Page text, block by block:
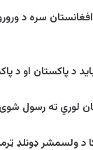
سره د
د پاکستان او د
لوري ته رسول
د ولسمشر ډونلډ